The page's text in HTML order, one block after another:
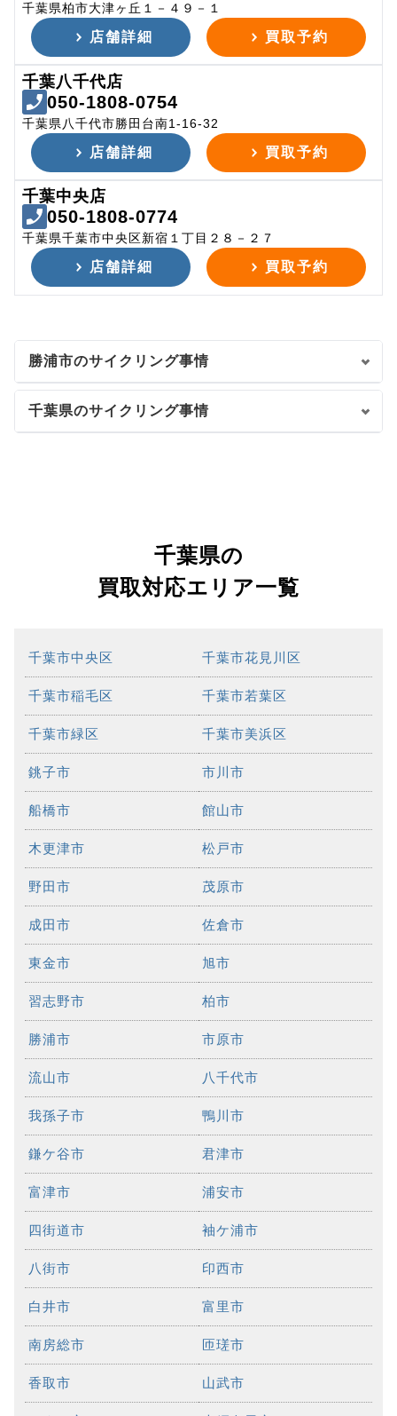
千葉県柏市大津ヶ丘１－４９－１
店舗詳細 買取予約
千葉八千代店
050-1808-0754
千葉県八千代市勝田台南1-16-32
店舗詳細 買取予約
千葉中央店
050-1808-0774
千葉県千葉市中央区新宿１丁目２８－２７
店舗詳細 買取予約
勝浦市のサイクリング事情
千葉県のサイクリング事情
千葉県の
買取対応エリア一覧
千葉市中央区 千葉市花見川区
千葉市稲毛区 千葉市若葉区
千葉市緑区 千葉市美浜区
銚子市 市川市
船橋市 館山市
木更津市 松戸市
野田市 茂原市
成田市 佐倉市
東金市 旭市
習志野市 柏市
勝浦市 市原市
流山市 八千代市
我孫子市 鴨川市
鎌ケ谷市 君津市
富津市 浦安市
四街道市 袖ケ浦市
八街市 印西市
白井市 富里市
南房総市 匝瑳市
香取市 山武市